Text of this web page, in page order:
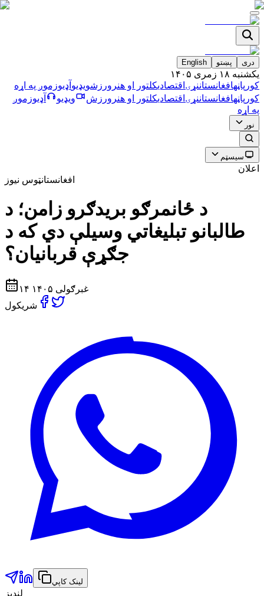
دری پښتو English
يکشنبه ۱۸ زمری ۱۴۰۵
کورپاڼهافغانستاننړۍ اقتصاديکلتور او هنر ورزشویډیو آډیوزموږ په اړه
کورپاڼهافغانستاننړۍ اقتصاديکلتور او هنر ورزش ویډیو آډیوزموږ
په اړه
نور
سیسټم
اعلان
افغانستانټوس نیوز
د ځانمرګو بریدګرو زامن؛ د
طالبانو تبلیغاتي وسیلې دي که د
جګړې قربانیان؟
۱۴ غبرګولی ۱۴۰۵
شریکول
لینک کاپي
لنډیز